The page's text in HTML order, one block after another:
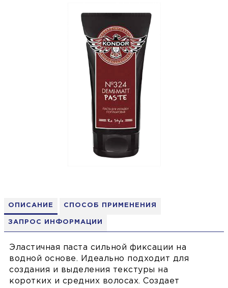
ОПИСАНИЕ СПОСОБ ПРИМЕНЕНИЯ
ЗАПРОС ИНФОРМАЦИИ
Эластичная паста сильной фиксации на
водной основе. Идеально подходит для
создания и выделения текстуры на
коротких и средних волосах. Создает